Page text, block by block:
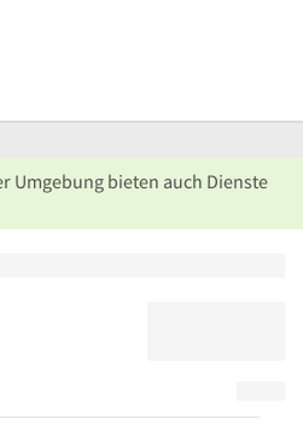
Umgebung bieten auch Dienste